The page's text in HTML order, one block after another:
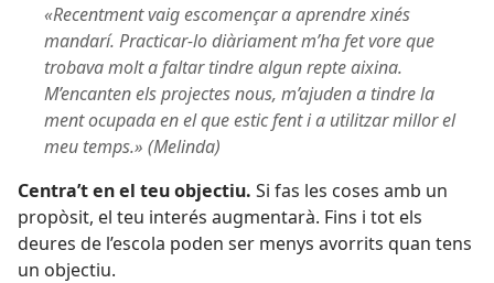
«Recentment vaig escomençar a aprendre xinés
mandarí. Practicar-lo diàriament m’ha fet vore que
trobava molt a faltar tindre algun repte aixina.
M’encanten els projectes nous, m’ajuden a tindre la
ment ocupada en el que estic fent i a utilitzar millor el
meu temps.» (Melinda)
Centra’t en el teu objectiu. Si fas les coses amb un
propòsit, el teu interés augmentarà. Fins i tot els
deures de l’escola poden ser menys avorrits quan tens
un objectiu.